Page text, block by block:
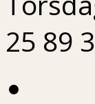
25 89